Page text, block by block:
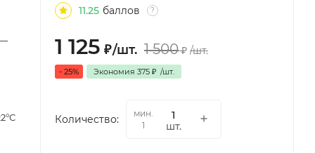
—
11.25 баллов ?
1 125 ₽/шт. 1 500 ₽ /шт.
- 25% Экономия375 ₽ /шт.
Количество:
мин.
1
шт.